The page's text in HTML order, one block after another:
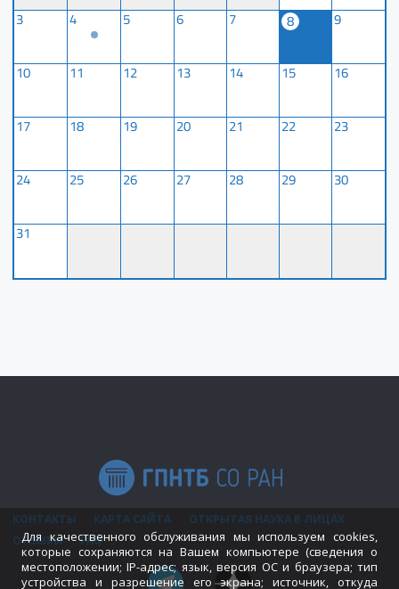
3 4 5 6 7 8 9
10 11 12 13 14 15 16
17 18 19 20 21 22 23
24 25 26 27 28 29 30
31
КОНТАКТЫ КАРТА САЙТА
ОТКРЫТАЯ НАУКА В ЛИЦАХ
ОТЗЫВЫ
FAQ
Для качественного обслуживания мы используем cookies,
которые сохраняются на Вашем компьютере (сведения о
местоположении; IP-адрес; язык, версия ОС и браузера; тип
устройства и разрешение его экрана; источник, откуда